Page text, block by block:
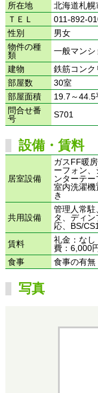
所在地
北海道札
ＴＥＬ
011-892-
性別
男女
物件の種
類
一般マンシ
建物
鉄筋コン
部屋数
30室
部屋面積
19.7～44.5
問合せ番
号
S701
設備・賃料
居室設備
ガスFF暖
ーフォン
ンターテー
室内洗濯
き
共用設備
管理人常駐
タ、ディ
応、BS/
賃料
礼金：な
費：6,000
食事
食事の有無
写真